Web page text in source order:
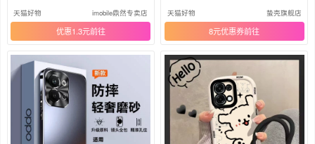
防摔0pp0男PLS120女oppa简约o
popa纯色opa软壳外壳
天猫好物 imobile鼎然专卖店
优惠1.3元
摔5G高级感OPPOPLS外壳OPA
0PP0OPPA65G男女好运兔子
天猫好物 蛰壳旗舰店
8元优惠券